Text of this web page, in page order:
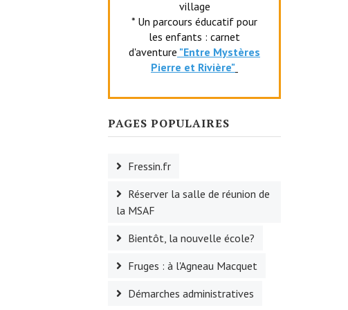
village
* Un parcours éducatif pour
les enfants : carnet
d'aventure "Entre Mystères
Pierre et Rivière"
PAGES POPULAIRES
Fressin.fr
Réserver la salle de réunion de
la MSAF
Bientôt, la nouvelle école?
Fruges : à l'Agneau Macquet
Démarches administratives